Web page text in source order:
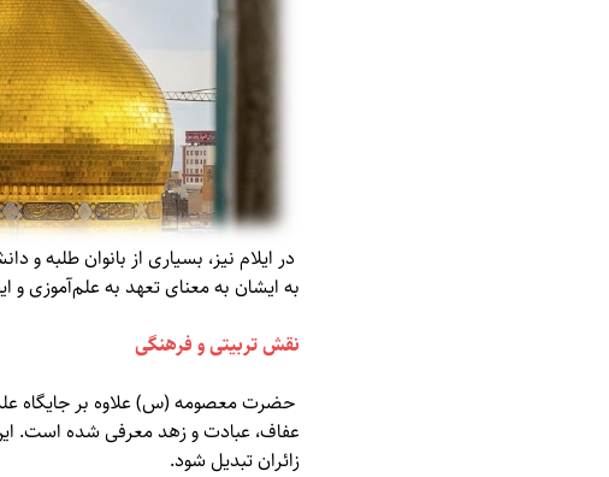
در ایلام نیز، بسیاری از بانوان
به ایشان به معنای تعهد به علم‌آموزی
نقش تربیتی و فرهنگی
حضرت معصومه (س) علاوه بر جایگاه
عفاف، عبادت و زهد معرفی شده است.
زائران تبدیل شود.